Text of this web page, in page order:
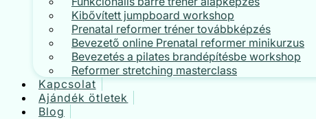
Kibővített jumpboard workshop
Prenatal reformer tréner továbbképzés
Bevezető online Prenatal reformer minikurzus
Bevezetés a pilates brandépítésbe workshop
Reformer stretching masterclass
Kapcsolat
Ajándék ötletek
Blog